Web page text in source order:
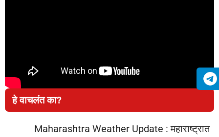
हे वाचलंत का?
Maharashtra Weather Update : महाराष्ट्रात